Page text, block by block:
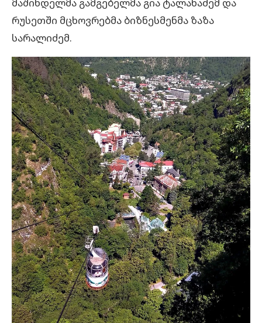
რუსეთში მცხოვრებმა ბიზნესმენმა ზაზა
სარალიძემ.